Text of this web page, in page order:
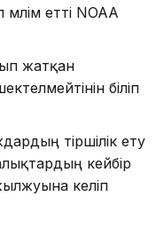
етті NOAA
жатқан
біліп
тіршілік ету
кейбір
әкеліп